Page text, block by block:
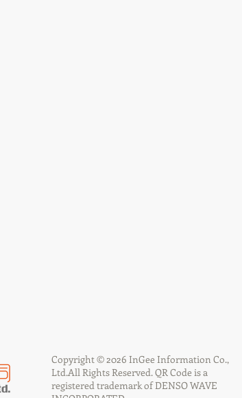
Copyright © 2026 InGee Information Co.,
Ltd.All Rights Reserved.QR Code is a
registered trademark of DENSO WAVE